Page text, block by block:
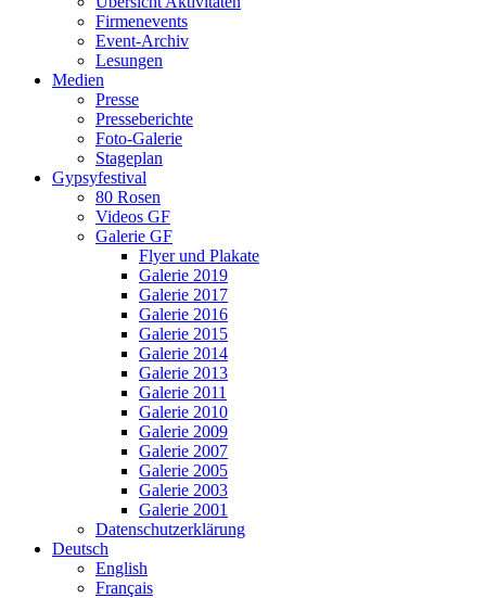
Firmenevents
Event-Archiv
Lesungen
Medien
Presse
Presseberichte
Foto-Galerie
Stageplan
Gypsyfestival
80 Rosen
Videos GF
Galerie GF
Flyer und Plakate
Galerie 2019
Galerie 2017
Galerie 2016
Galerie 2015
Galerie 2014
Galerie 2013
Galerie 2011
Galerie 2010
Galerie 2009
Galerie 2007
Galerie 2005
Galerie 2003
Galerie 2001
Datenschutzerklärung
Deutsch
English
Français